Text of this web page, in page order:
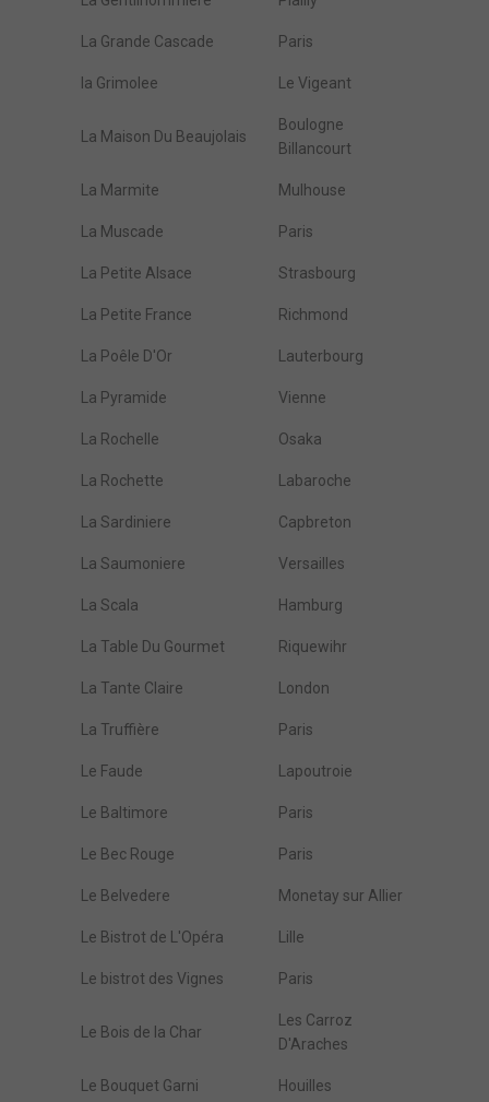
La Grande Cascade Paris
la Grimolee Le Vigeant
La Maison Du Beaujolais
Boulogne
Billancourt
La Marmite Mulhouse
La Muscade Paris
La Petite Alsace Strasbourg
La Petite France Richmond
La Poêle D'Or Lauterbourg
La Pyramide Vienne
La Rochelle Osaka
La Rochette Labaroche
La Sardiniere Capbreton
La Saumoniere Versailles
La Scala Hamburg
La Table Du Gourmet Riquewihr
La Tante Claire London
La Truffière Paris
Le Faude Lapoutroie
Le Baltimore Paris
Le Bec Rouge Paris
Le Belvedere Monetay sur Allier
Le Bistrot de L'Opéra Lille
Le bistrot des Vignes Paris
Le Bois de la Char
Les Carroz
D'Araches
Le Bouquet Garni Houilles